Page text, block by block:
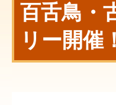
百舌鳥・
リー開催！